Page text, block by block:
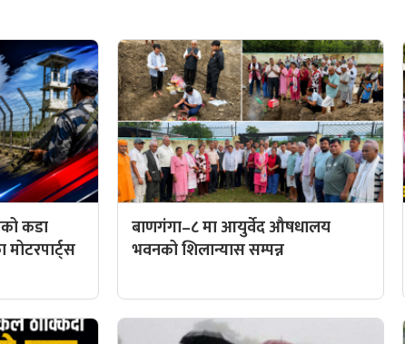
कडा
बाणगंगा–८ मा आयुर्वेद औषधालय
भवनको शिलान्यास सम्पन्न